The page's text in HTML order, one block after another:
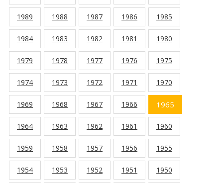
1989 1988 1987 1986 1985
1984 1983 1982 1981 1980
1979 1978 1977 1976 1975
1974 1973 1972 1971 1970
1969 1968 1967 1966 1965
1964 1963 1962 1961 1960
1959 1958 1957 1956 1955
1954 1953 1952 1951 1950